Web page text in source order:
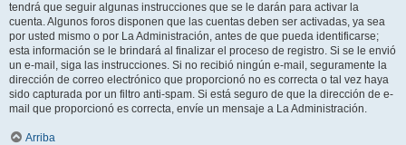
tendrá que seguir algunas instrucciones que se le darán para activar la
cuenta. Algunos foros disponen que las cuentas deben ser activadas, ya sea
por usted mismo o por La Administración, antes de que pueda identificarse;
esta información se le brindará al finalizar el proceso de registro. Si se le envió
un e-mail, siga las instrucciones. Si no recibió ningún e-mail, seguramente la
dirección de correo electrónico que proporcionó no es correcta o tal vez haya
sido capturada por un filtro anti-spam. Si está seguro de que la dirección de e-
mail que proporcionó es correcta, envíe un mensaje a La Administración.
Arriba